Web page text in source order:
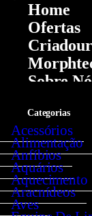
Home
Ofertas
Sobre
Categorias
Acessórios
Alimentação
Anfíbios
Aquários
Aquecimento
Aracnídeos
Aves